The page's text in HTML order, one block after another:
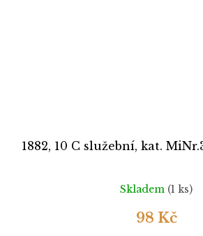
1882, 10 C služební, kat.
Skladem (1 ks)
98 Kč